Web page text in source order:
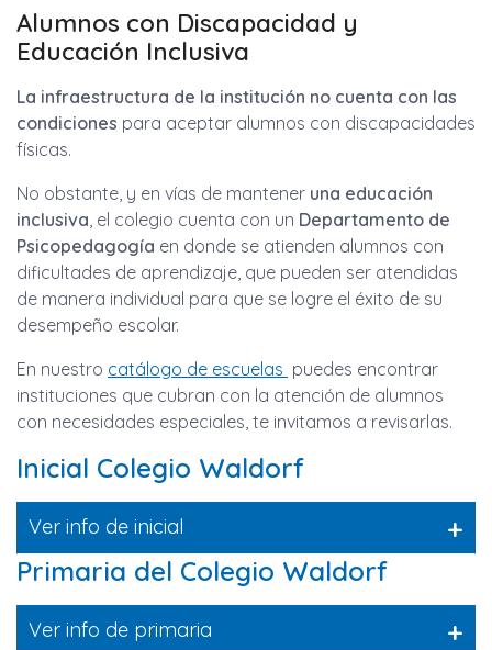
Alumnos con Discapacidad y
Educación Inclusiva
La infraestructura de la institución no cuenta con las
condiciones para aceptar alumnos con discapacidades
físicas.
No obstante, y en vías de mantener una educación
inclusiva, el colegio cuenta con un Departamento de
Psicopedagogía en donde se atienden alumnos con
dificultades de aprendizaje, que pueden ser atendidas
de manera individual para que se logre el éxito de su
desempeño escolar.
En nuestro catálogo de escuelas puedes encontrar
instituciones que cubran con la atención de alumnos
con necesidades especiales, te invitamos a revisarlas.
Inicial Colegio Waldorf
Ver info de inicial +
Primaria del Colegio Waldorf
Ver info de primaria +